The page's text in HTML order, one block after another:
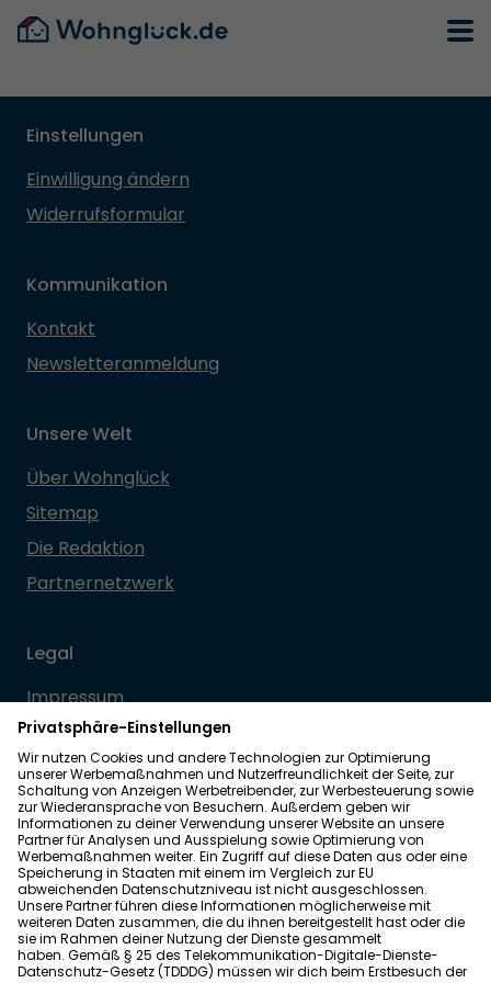
Einstellungen
Einwilligung ändern
Widerrufsformular
Kommunikation
Kontakt
Newsletteranmeldung
Unsere Welt
Über Wohnglück
Sitemap
Die Redaktion
Partnernetzwerk
Legal
Impressum
Datenschutz
Allgemeine Geschäftsbedingungen
Barrierefreiheit